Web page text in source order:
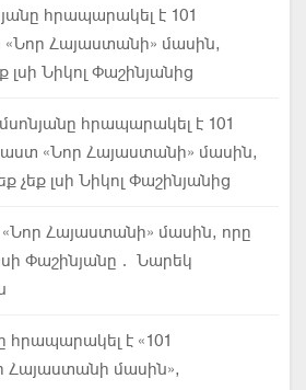
հրապարակել է 101
Հայաստանի» մասին,
լսի Նիկոլ Փաշինյանից
հրապարակել է 101
«Նոր Հայաստանի» մասին,
չեք լսի Նիկոլ Փաշինյանից
Հայաստանի» մասին, որը
Փաշինյանը․ Նարեկ
է «101
մասին»,